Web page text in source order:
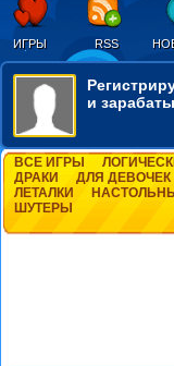
ИГРЫ RSS
и
ВСЕ ИГРЫ
ДРАКИ
ДЛЯ ДЕВОЧЕК
ЛЕТАЛКИ
ШУТЕРЫ